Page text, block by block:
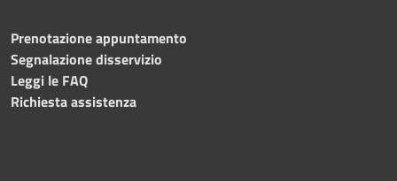
Prenotazione appuntamento
Segnalazione disservizio
Leggi le FAQ
Richiesta assistenza